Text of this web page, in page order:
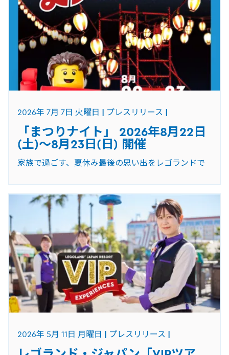
2026年 7月 7日 火曜日 プレスリリース
「まつりナイト」 2026年8月22日
(土)～8月23日(日) 開催
家族で過ごす、夏休み最後の思い出をレゴランドで
2026年 5月 11日 月曜日 プレスリリース